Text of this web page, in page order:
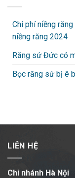
Chi phí niềng
niềng răng 2024
Răng sứ Đức có
Bọc răng sứ bị ê
LIÊN HỆ
Chi nhánh Hà Nội